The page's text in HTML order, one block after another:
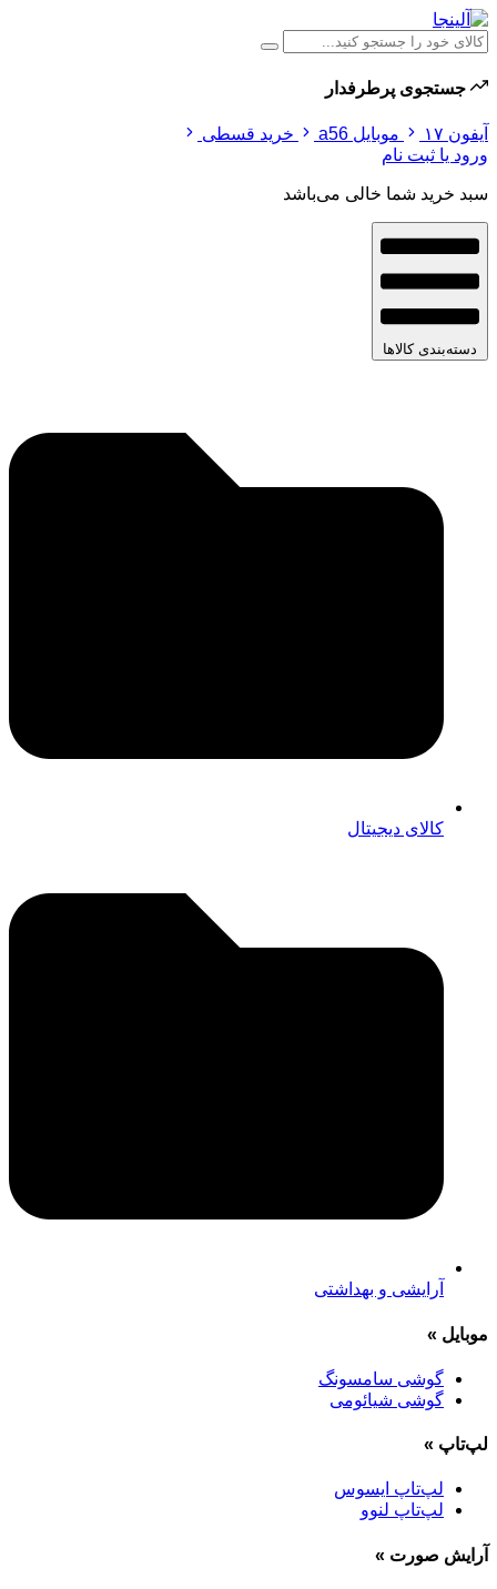
جستجوی پرطرفدار
آیفون ۱۷ موبایل a56
خرید قسطی
ورود یا ثبت نام
سبد خرید شما خالی می‌باشد
دسته‌بندی کالاها
کالای دیجیتال
آرایشی و بهداشتی
موبایل»
گوشی سامسونگ
گوشی شیائومی
لپ‌تاپ»
لپ‌تاپ ایسوس
لپ‌تاپ لنوو
آرایش صورت»